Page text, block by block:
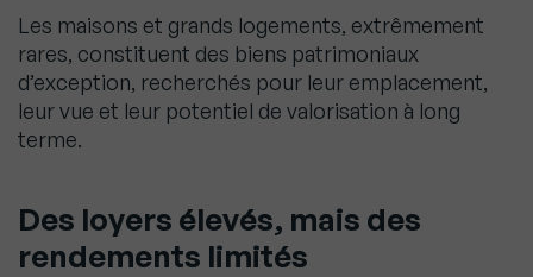
Les maisons et grands logements, extrêmement
rares, constituent des biens patrimoniaux
d’exception, recherchés pour leur emplacement,
leur vue et leur potentiel de valorisation à long
terme.
Des loyers élevés, mais des
rendements limités